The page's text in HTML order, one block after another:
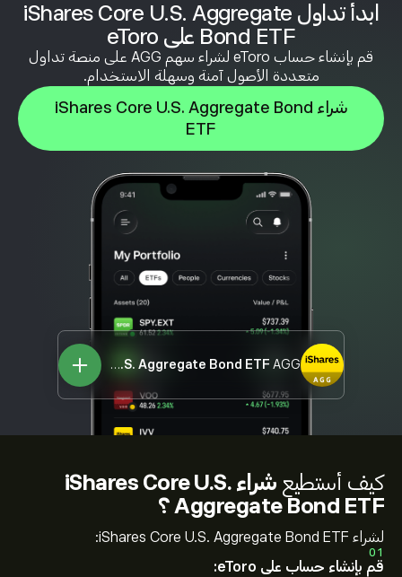
ابدأ تداول iShares Core U.S. Aggregate
Bond ETF على eToro
قم بإنشاء حساب eToro لشراء سهم AGG على منصة تداول
متعددة الأصول آمنة وسهلة الاستخدام.
شراء iShares Core U.S. Aggregate Bond
ETF
iShares Core U.S. Aggregate Bond ETF AGG
كيف أستطيع
شراء iShares Core U.S.
Aggregate Bond ETF ؟
لشراء iShares Core U.S. Aggregate Bond ETF:
01
قم بإنشاء حساب على eToro: